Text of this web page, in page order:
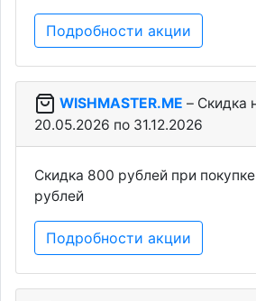
Подробности акции
WISHMASTER.ME – Скидка
20.05.2026 по 31.12.2026
Скидка 800 рублей при
рублей
Подробности акции